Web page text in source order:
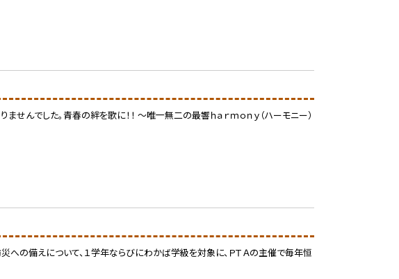
んでした。青春の絆を歌に！！ ～唯一無二の最響ｈａｒｍｏｎｙ（ハーモニー）
災への備えについて、１学年ならびにわかば学級を対象に、ＰＴＡの主催で毎年恒